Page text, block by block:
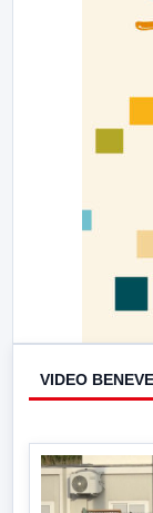
VIDEO